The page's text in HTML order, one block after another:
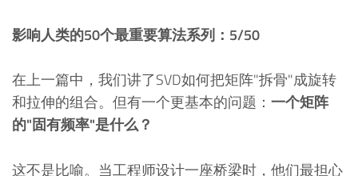
影响人类的50个最重要算法系列：5/50
在上一篇中，我们讲了SVD如何把矩阵"拆骨"成旋转
和拉伸的组合。但有一个更基本的问题： 一个矩阵
的"固有频率"是什么？
这不是比喻。当工程师设计一座桥梁时，他们最担心